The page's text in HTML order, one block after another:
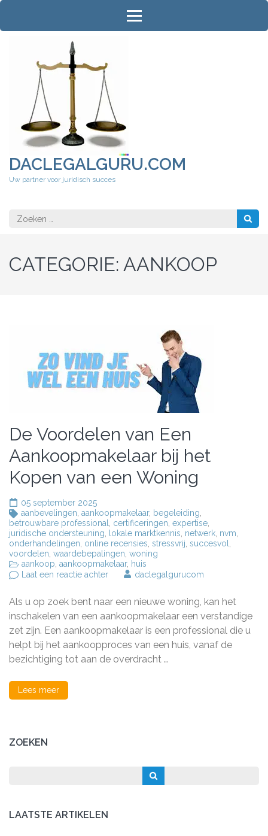
Ga
inhoud
DACLEGALGURU.COM
Uw partner voor juridisch succes
Zoeken
naar:
CATEGORIE: AANKOOP
De Voordelen van Een
Aankoopmakelaar bij het
Kopen van een Woning
05 september 2025
aanbevelingen aankoopmakelaar, begeleiding
betrouwbare professional
certificeringen expertise
juridische ondersteuning
lokale marktkennis netwerk nvm
onderhandelingen online recensies stressvrij succesvol
voordelen waardebepalingen woning
aankoop aankoopmakelaar, huis
Laat een reactie achterop
van
Een
Aankoopmakelaar
bij
het
Kopen
van
daclegalgurucom
Als u op zoek bent naar een nieuwe woning, kan het
inschakelen van een aankoopmakelaar een verstandige
zet zijn. Een aankoopmakelaar is een professional die u
helpt bij het aankoopproces van een huis, vanaf de
bezichtiging tot aan de overdracht …
Lees meer
ZOEKEN
LAATSTE ARTIKELEN